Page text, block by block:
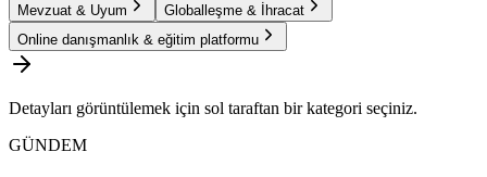
Mevzuat & Uyum
Globalleşme & İhracat
Online danışmanlık & eğitim platformu
Detayları görüntülemek için sol taraftan bir kategori seçiniz.
GÜNDEM